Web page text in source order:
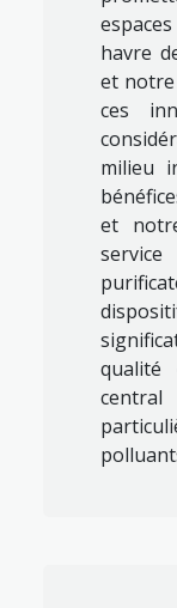
havre
et notre
ces
milieu
et